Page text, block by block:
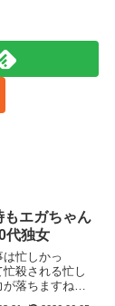
もエガちゃん
代独女
忙しかっ
殺される忙し
落ちますね。